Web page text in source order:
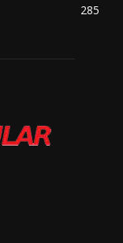
285